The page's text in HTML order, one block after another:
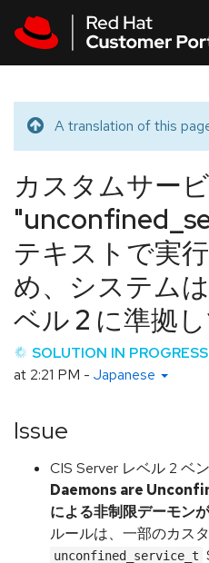
Translated
A translation of this
カスタムサー
テキストで実
め、システム
ベル 2 に準拠
SOLUTION IN PROGRESS
at 2:21 PM - Japanese
Issue
CIS Server レベル 2 ベ
Daemons are
による非制限デーモン
ルールは、一部のカス
unconfined_service_t